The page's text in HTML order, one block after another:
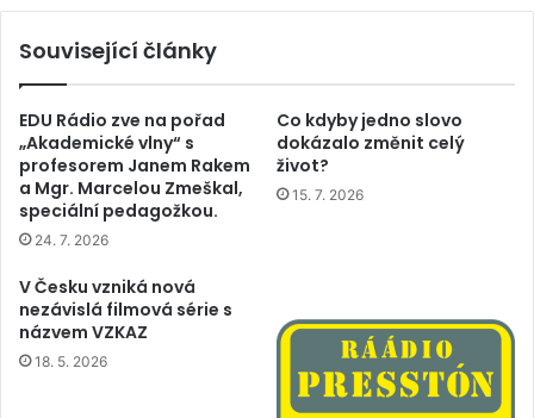
Související články
EDU Rádio zve na pořad
„Akademické vlny“ s
profesorem Janem Rakem
a Mgr. Marcelou Zmeškal,
speciální pedagožkou.
24. 7. 2026
Co kdyby jedno slovo
dokázalo změnit celý
život?
15. 7. 2026
V Česku vzniká nová
nezávislá filmová série s
názvem VZKAZ
18. 5. 2026